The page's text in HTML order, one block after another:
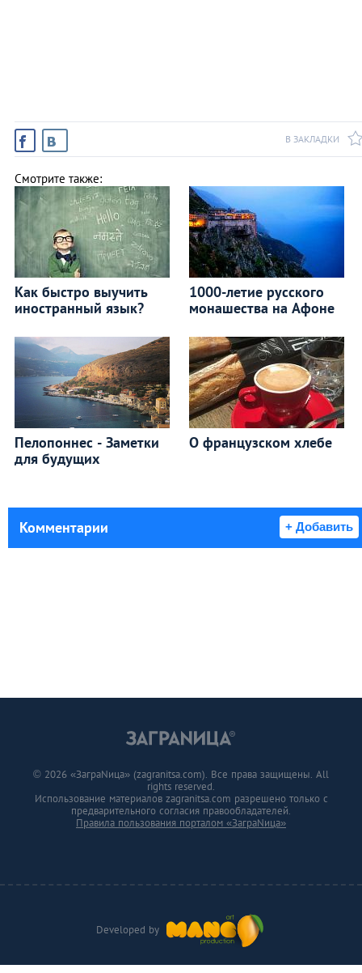
В ЗАКЛАДКИ
Смотрите также:
Как быстро выучить
иностранный язык?
1000-летие русского
монашества на Афоне
Пелопоннес - Заметки
для будущих
О французском хлебе
Комментарии + Добавить
Developed by
© 2026 «ЗаграNица» (zagranitsa.com). Все права защищены. All
rights reserved.
Использование материалов zagranitsa.com разрешено только с
предварительного согласия правообладателей.
Правила пользования порталом «ЗаграNица»